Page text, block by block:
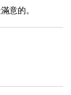
意的。